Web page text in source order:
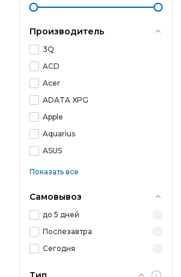
Производитель
3Q
ACD
Acer
ADATA XPG
Apple
Aquarius
ASUS
Показать все
Самовывоз
до 5 дней
Послезавтра
Сегодня